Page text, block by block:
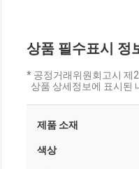
상품 필수표시 정
* 공정거래위원회고시 제
상품 상세정보에 표시된
제품 소재
색상